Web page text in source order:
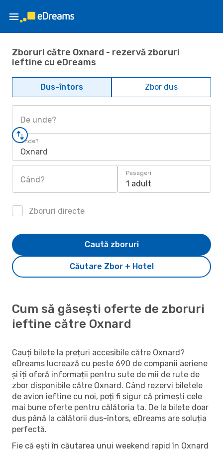
Zboruri către Oxnard - rezervă zboruri
ieftine cu eDreams
Dus-întors Zbor dus
De unde?
Unde?
Oxnard
Când?
Pasageri
1 adult
Zboruri directe
Căutare Zbor + Hotel
Caută zboruri
Cum să găsești oferte de zboruri
ieftine către Oxnard
Cauți bilete la prețuri accesibile către Oxnard?
eDreams lucrează cu peste 690 de companii aeriene
și îți oferă informații pentru sute de mii de rute de
zbor disponibile către Oxnard. Când rezervi biletele
de avion ieftine cu noi, poți fi sigur că primești cele
mai bune oferte pentru călătoria ta. De la bilete doar
dus până la călătorii dus-întors, eDreams are soluția
perfectă.
Fie că ești în căutarea unui weekend rapid în Oxnard